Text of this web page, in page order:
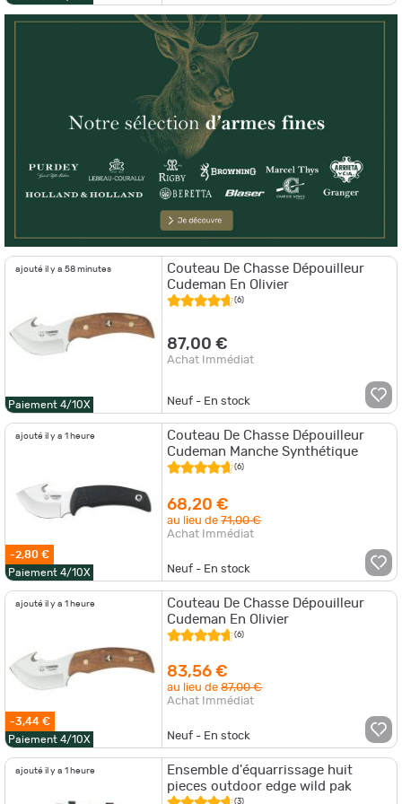
ajouté il y a 58 minutes
Paiement 4/10X
Couteau De Chasse Dépouilleur
Cudeman En Olivier
(6)
87,00 €
Achat Immédiat
Neuf - En stock
ajouté il y a 1 heure
-2,80 €
Paiement 4/10X
Couteau De Chasse Dépouilleur
Cudeman Manche Synthétique
(6)
68,20 €
au lieu de71,00 €
Achat Immédiat
Neuf - En stock
ajouté il y a 1 heure
-3,44 €
Paiement 4/10X
Couteau De Chasse Dépouilleur
Cudeman En Olivier
(6)
83,56 €
au lieu de87,00 €
Achat Immédiat
Neuf - En stock
ajouté il y a 1 heure
Ensemble d'équarrissage huit
pieces outdoor edge wild pak
(3)